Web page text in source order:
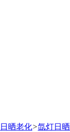
日晒老化>氙灯日晒